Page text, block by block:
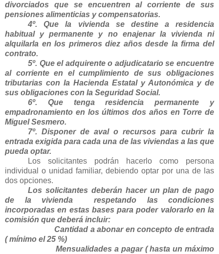
divorciados que se encuentren al corriente de sus
pensiones alimenticias y compensatorias.
4º. Que la vivienda se destine a residencia
habitual y permanente y no enajenar la vivienda ni
alquilarla en los primeros diez años desde la firma del
contrato.
5º. Que el adquirente o adjudicatario se encuentre
al corriente en el cumplimiento de sus obligaciones
tributarias con la Hacienda Estatal y Autonómica y de
sus obligaciones con la Seguridad Social.
6º. Que tenga residencia permanente y
empadronamiento en los últimos dos años en Torre de
Miguel Sesmero.
7º. Disponer de aval o recursos para cubrir la
entrada exigida para cada una de las viviendas a las que
pueda optar.
Los solicitantes podrán hacerlo como persona
individual o unidad familiar, debiendo optar por una de las
dos opciones.
Los solicitantes deberán hacer un plan de pago
de la vivienda
respetando las condiciones
incorporadas en estas bases para poder valorarlo en la
comisión que deberá incluir:
Cantidad a abonar en concepto de entrada
( mínimo el 25 %)
Mensualidades a pagar ( hasta un máximo